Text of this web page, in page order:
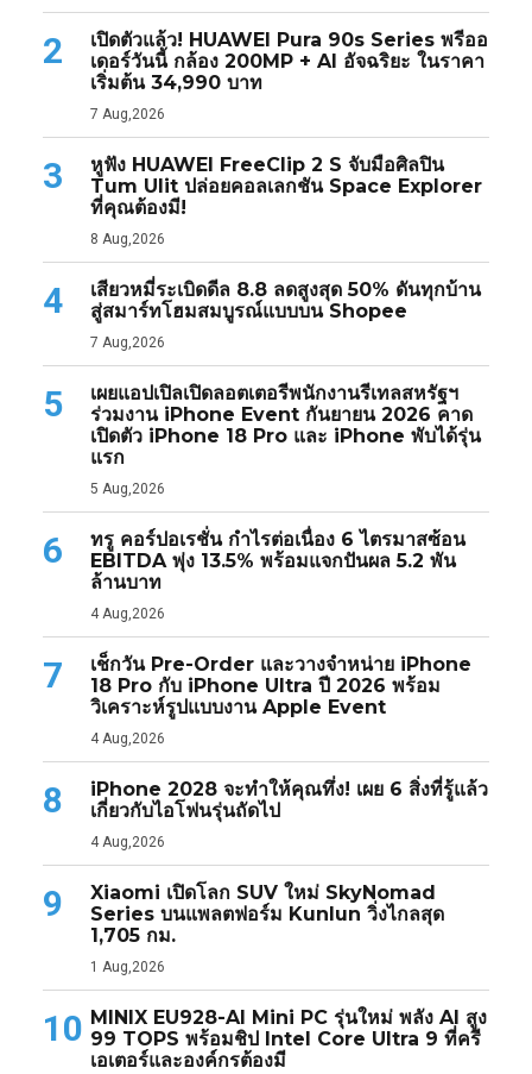
2
เปิดตัวแล้ว! HUAWEI Pura 90s Series พรีออ
เดอร์วันนี้ กล้อง 200MP + AI อัจฉริยะ ในราคา
เริ่มต้น 34,990 บาท
7 Aug,2026
3
หูฟัง HUAWEI FreeClip 2 S จับมือศิลปิน
Tum Ulit ปล่อยคอลเลกชัน Space Explorer
ที่คุณต้องมี!
8 Aug,2026
4
เสียวหมี่ระเบิดดีล 8.8 ลดสูงสุด 50% ดันทุกบ้าน
สู่สมาร์ทโฮมสมบูรณ์แบบบน Shopee
7 Aug,2026
5
เผยแอปเปิลเปิดลอตเตอรีพนักงานรีเทลสหรัฐฯ
ร่วมงาน iPhone Event กันยายน 2026 คาด
เปิดตัว iPhone 18 Pro และ iPhone พับได้รุ่น
แรก
5 Aug,2026
6
ทรู คอร์ปอเรชั่น กำไรต่อเนื่อง 6 ไตรมาสซ้อน
EBITDA พุ่ง 13.5% พร้อมแจกปันผล 5.2 พัน
ล้านบาท
4 Aug,2026
7
เช็กวัน Pre-Order และวางจำหน่าย iPhone
18 Pro กับ iPhone Ultra ปี 2026 พร้อม
วิเคราะห์รูปแบบงาน Apple Event
4 Aug,2026
8
iPhone 2028 จะทำให้คุณทึ่ง! เผย 6 สิ่งที่รู้แล้ว
เกี่ยวกับไอโฟนรุ่นถัดไป
4 Aug,2026
9
Xiaomi เปิดโลก SUV ใหม่ SkyNomad
Series บนแพลตฟอร์ม Kunlun วิ่งไกลสุด
1,705 กม.
1 Aug,2026
10 MINIX EU928-AI Mini PC รุ่นใหม่ พลัง AI สูง
99 TOPS พร้อมชิป Intel Core Ultra 9 ที่ครี
เอเตอร์และองค์กรต้องมี